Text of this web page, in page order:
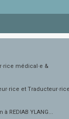
médical·e &
et
à REDIAB YLANG...